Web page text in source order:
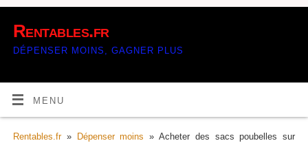
Rentables.fr
DÉPENSER MOINS, GAGNER PLUS
MENU
Rentables.fr» Dépenser moins » Acheter des sacs poubelles sur